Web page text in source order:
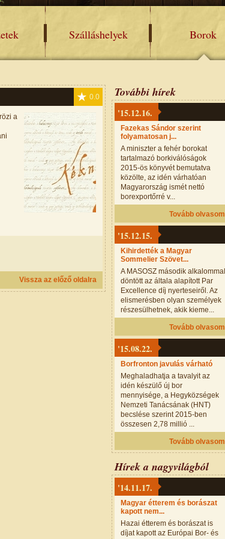
Szálláshelyek Borok
0.0
a
Vissza az előző oldalra
További hírek
'15.12.16.
Fazekas Sándor szerint
folyamatosan j...
A miniszter a fehér borokat
tartalmazó borkiválóságok
2015-ös könyvét bemutatva
közölte, az idén várhatóan
Magyarország ismét nettó
borexportőrré v...
Tovább olvasom
'15.12.15.
Kihirdették a Magyar
Sommelier Szövet...
A MASOSZ második alkalommal
döntött az általa alapított Par
Excellence díj nyerteseiről. Az
elismerésben olyan személyek
részesülhetnek, akik kieme...
Tovább olvasom
'15.08.22.
Borfronton javulás várható
Meghaladhatja a tavalyit az
idén készülő új bor
mennyisége, a Hegyközségek
Nemzeti Tanácsának (HNT)
becslése szerint 2015-ben
összesen 2,78 millió ...
Tovább olvasom
Hírek a nagyvilágból
'14.11.17.
Magyar étterem és borászat
kapott nem...
Hazai étterem és borászat is
díjat kapott az Európai Bor- és